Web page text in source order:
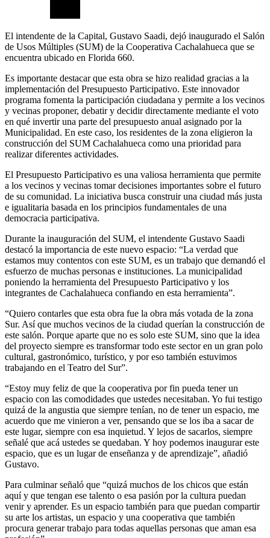
El intendente de la Capital, Gustavo Saadi, dejó inaugurado el Salón
de Usos Múltiples (SUM) de la Cooperativa Cachalahueca que se
encuentra ubicado en Florida 660.
Es importante destacar que esta obra se hizo realidad gracias a la
implementación del Presupuesto Participativo. Este innovador
programa fomenta la participación ciudadana y permite a los vecinos
y vecinas proponer, debatir y decidir directamente mediante el voto
en qué invertir una parte del presupuesto anual asignado por la
Municipalidad. En este caso, los residentes de la zona eligieron la
construcción del SUM Cachalahueca como una prioridad para
realizar diferentes actividades.
El Presupuesto Participativo es una valiosa herramienta que permite
a los vecinos y vecinas tomar decisiones importantes sobre el futuro
de su comunidad. La iniciativa busca construir una ciudad más justa
e igualitaria basada en los principios fundamentales de una
democracia participativa.
Durante la inauguración del SUM, el intendente Gustavo Saadi
destacó la importancia de este nuevo espacio: “La verdad que
estamos muy contentos con este SUM, es un trabajo que demandó el
esfuerzo de muchas personas e instituciones. La municipalidad
poniendo la herramienta del Presupuesto Participativo y los
integrantes de Cachalahueca confiando en esta herramienta”.
“Quiero contarles que esta obra fue la obra más votada de la zona
Sur. Así que muchos vecinos de la ciudad querían la construcción de
este salón. Porque aparte que no es solo este SUM, sino que la idea
del proyecto siempre es transformar todo este sector en un gran polo
cultural, gastronómico, turístico, y por eso también estuvimos
trabajando en el Teatro del Sur”.
“Estoy muy feliz de que la cooperativa por fin pueda tener un
espacio con las comodidades que ustedes necesitaban. Yo fui testigo
quizá de la angustia que siempre tenían, no de tener un espacio, me
acuerdo que me vinieron a ver, pensando que se los iba a sacar de
este lugar, siempre con esa inquietud. Y lejos de sacarlos, siempre
señalé que acá ustedes se quedaban. Y hoy podemos inaugurar este
espacio, que es un lugar de enseñanza y de aprendizaje”, añadió
Gustavo.
Para culminar señaló que “quizá muchos de los chicos que están
aquí y que tengan ese talento o esa pasión por la cultura puedan
venir y aprender. Es un espacio también para que puedan compartir
su arte los artistas, un espacio y una cooperativa que también
procura generar trabajo para todas aquellas personas que aman esa